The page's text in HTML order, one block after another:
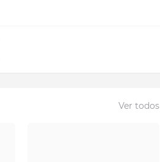
Ver todos